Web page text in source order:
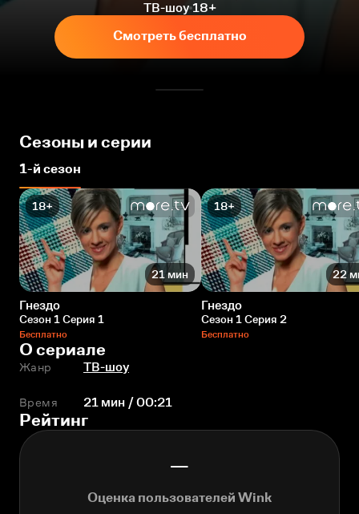
ТВ-шоу 18+
Смотреть бесплатно
Сезоны и серии
1-й сезон
18+
21 мин
Гнездо
Сезон 1 Серия 1
Бесплатно
18+
22
Гнездо
Сезон 1 Серия 2
Бесплатно
О сериале
Жанр ТВ-шоу
Время 21 мин / 00:21
Рейтинг
—
Оценка пользователей Wink